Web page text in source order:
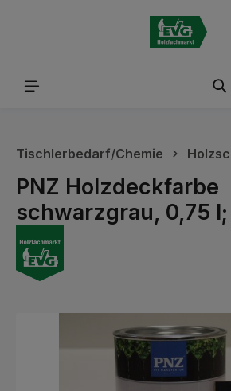
Tischlerbedarf/Chemie
PNZ Holzdeckfarbe
schwarzgrau, 0,75 l;